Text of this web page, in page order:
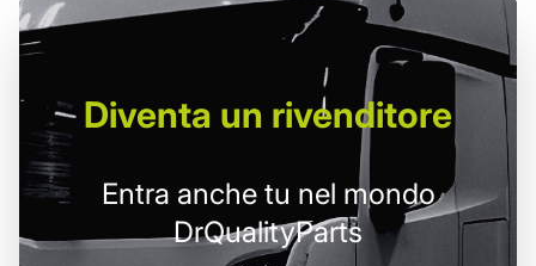
Diventa un rivenditore
Entra anche tu nel mondo
DrQualityParts